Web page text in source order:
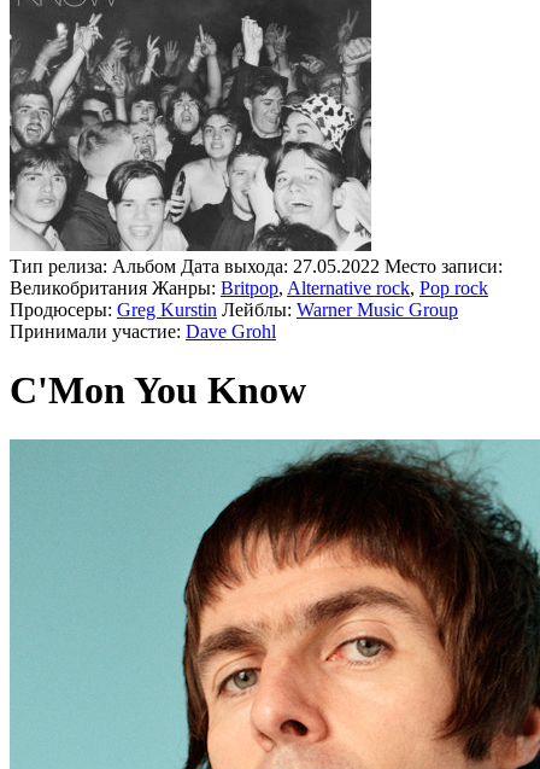
Тип релиза: Альбом Дата выхода: 27.05.2022 Место записи:
Великобритания Жанры: Britpop, Alternative rock, Pop rock
Продюсеры: Greg Kurstin Лейблы: Warner Music Group
Принимали участие: Dave Grohl
C'Mon You Know